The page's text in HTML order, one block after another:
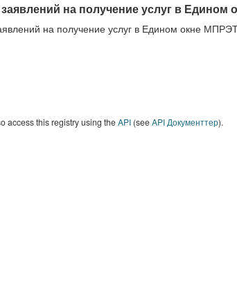
на получение услуг в Едином
на получение услуг в Едином окне
access this registry using theAPI(seeAPI Документтер).